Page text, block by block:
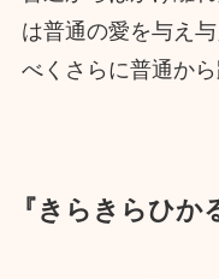
は普通の愛を与え
べくさらに普通か
『きらきらひか